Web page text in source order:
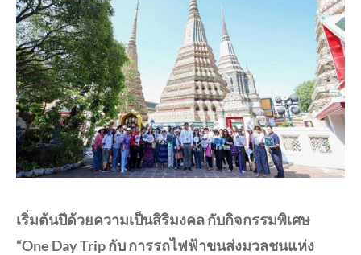
เริ่มต้นปีด้วยความเป็นสิริมงคล กับกิจกรรมพิเศษ
“One Day Trip กับ การรถไฟฟ้าขนส่งมวลชนแห่ง